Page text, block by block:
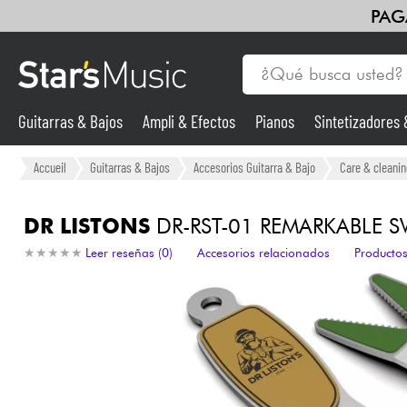
Guitarras & Bajos
Sintetizadores & samplers
Violines y cuarteto
Guitarras & Bajos Ampli & Efectos Pianos Sintetizadores
Accueil Guitarras & Bajos Accesorios Guitarra & Bajo Care &
DR LISTONSDR-RST-01 REMARKABLE
★ ★ ★ ★ ★
★ ★ ★ ★ ★ Leer reseñas (0) Accesorios relacionados